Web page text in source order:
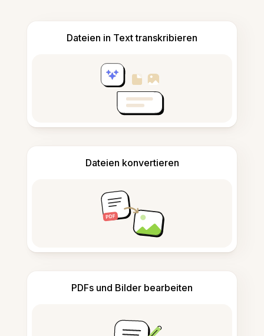
Dateien in Text transkribieren
Dateien konvertieren
PDFs und Bilder bearbeiten